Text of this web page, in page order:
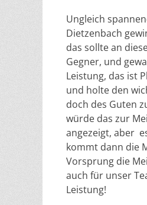
Ungleich
Dietzenbach
das sollte an
Gegner, und
Leistung, das ist
und holte den
doch des Guten
würde das zur
angezeigt, aber
kommt dann die
Vorsprung die
auch für unser
Leistung!